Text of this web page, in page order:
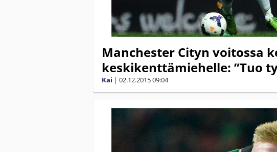
Manchester Cityn voitossa
keskikenttämiehelle: ”Tuo
Kai | 02.12.201509:04